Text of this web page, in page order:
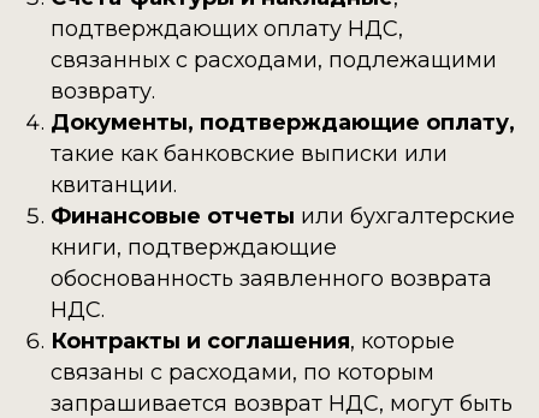
подтверждающих оплату НДС,
связанных с расходами, подлежащими
возврату.
Документы, подтверждающие оплату,
такие как банковские выписки или
квитанции.
Финансовые отчеты или бухгалтерские
книги, подтверждающие
обоснованность заявленного возврата
НДС.
Контракты и соглашения, которые
связаны с расходами, по которым
запрашивается возврат НДС, могут быть